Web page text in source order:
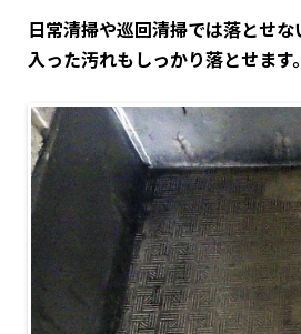
日常清掃や巡回清掃では落とせ
入った汚れもしっかり落とせます